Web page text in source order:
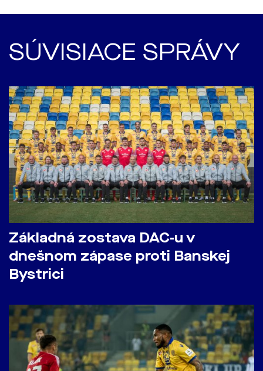
SÚVISIACE SPRÁVY
Základná zostava DAC-u v
dnešnom zápase proti Banskej
Bystrici